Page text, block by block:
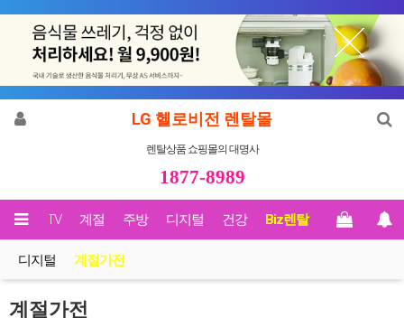
LG 헬로비전 렌탈몰
렌탈상품 쇼핑몰의 대명사
1877-8989
영상/TV 계절 주방 디지털 건강 Biz렌탈
디지털 계절가전
계절가전